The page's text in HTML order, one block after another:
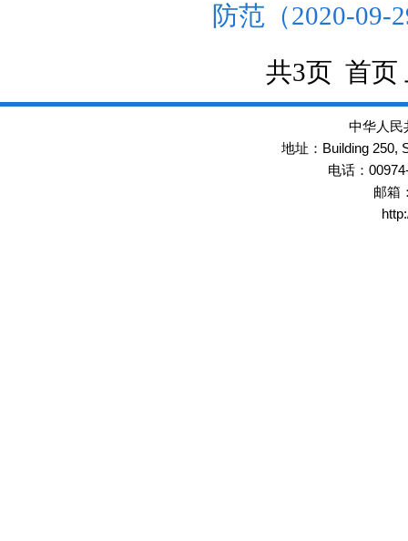
防范（2020-09-
共3页 首页
中华人民
地址： Building 250,
电话：
邮箱